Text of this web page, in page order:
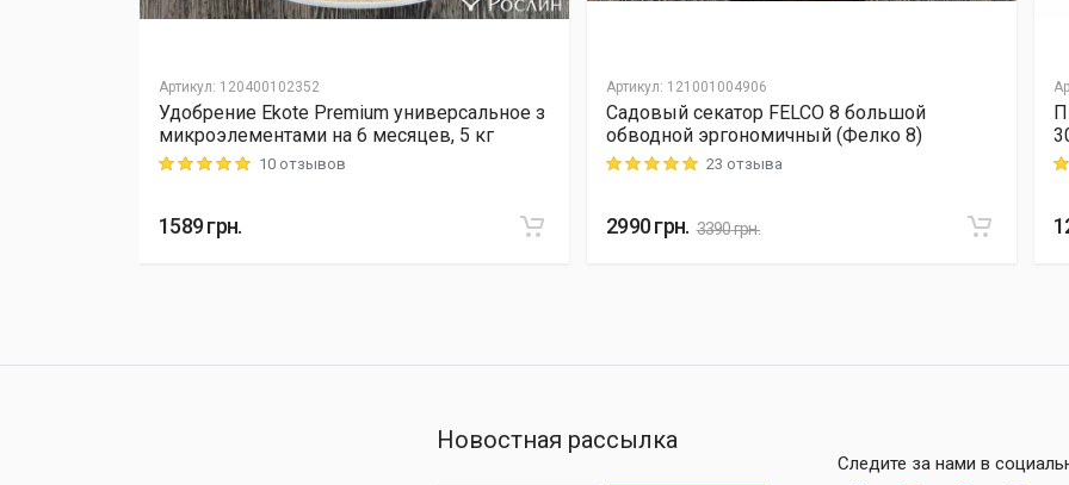
Артикул: 120400102352
Удобрение Ekote Premium универсальное з
микроэлементами на 6 месяцев, 5 кг
Rating: 5 out of 510 отзывов
1589грн.
Артикул: 121001004906
Садовый секатор FELCO 8 большой
обводной эргономичный (Фелко 8)
Rating: 5 out of 523 отзыва
2990грн. 3390грн.
Новостная рассылка
Следите за нами в